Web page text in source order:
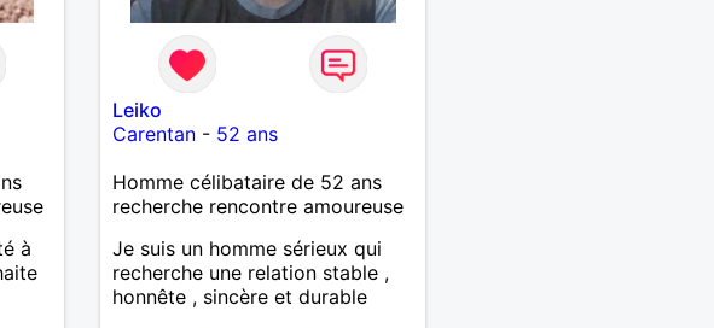
à
Leiko
Carentan - 52 ans
Homme célibataire de 52 ans
recherche rencontre amoureuse
Je suis un homme sérieux qui
recherche une relation stable ,
honnête , sincère et durable